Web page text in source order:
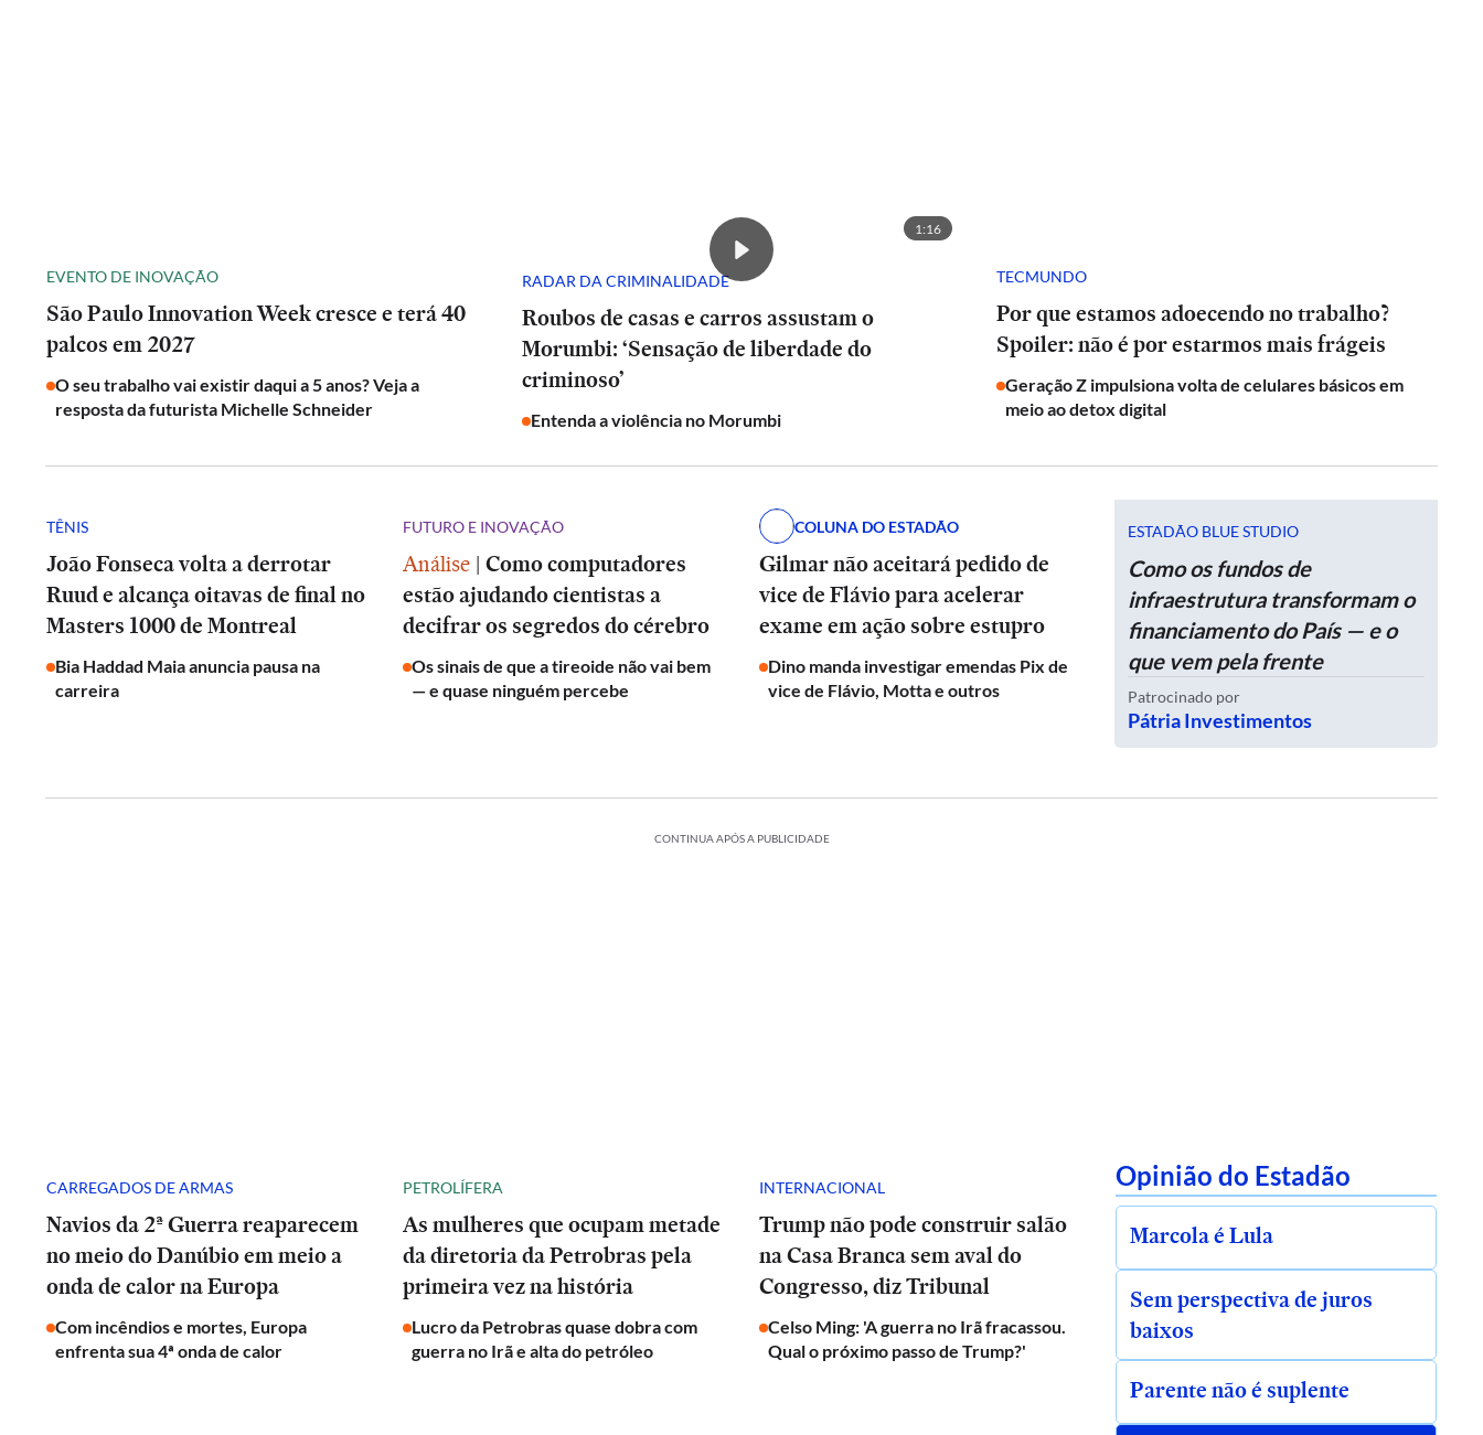
EVENTO DE INOVAÇÃO
São Paulo Innovation Week cresce e terá 40
palcos em 2027
O seu trabalho vai existir daqui a 5 anos? Veja a
resposta da futurista Michelle Schneider
1:16
RADAR DA CRIMINALIDADE
Roubos de casas e carros assustam o
Morumbi: ‘Sensação de liberdade do
criminoso’
Entenda a violência no Morumbi
TECMUNDO
Por que estamos adoecendo no trabalho?
Spoiler: não é por estarmos mais frágeis
Geração Z impulsiona volta de celulares básicos em
meio ao detox digital
TÊNIS
João Fonseca volta a derrotar
Ruud e alcança oitavas de final no
Masters 1000 de Montreal
Bia Haddad Maia anuncia pausa na
carreira
FUTURO E INOVAÇÃO
Análise | Como computadores
estão ajudando cientistas a
decifrar os segredos do cérebro
Os sinais de que a tireoide não vai bem
— e quase ninguém percebe
COLUNA DO ESTADÃO
Gilmar não aceitará pedido de
vice de Flávio para acelerar
exame em ação sobre estupro
Dino manda investigar emendas Pix de
vice de Flávio, Motta e outros
ESTADÃO BLUE STUDIO
Como os fundos de
infraestrutura transformam o
financiamento do País — e o
que vem pela frente
Patrocinado por
Pátria Investimentos
CONTINUA APÓS A PUBLICIDADE
CARREGADOS DE ARMAS
Navios da 2ª Guerra reaparecem
no meio do Danúbio em meio a
onda de calor na Europa
Com incêndios e mortes, Europa
enfrenta sua 4ª onda de calor
PETROLÍFERA
As mulheres que ocupam metade
da diretoria da Petrobras pela
primeira vez na história
Lucro da Petrobras quase dobra com
guerra no Irã e alta do petróleo
INTERNACIONAL
Trump não pode construir salão
na Casa Branca sem aval do
Congresso, diz Tribunal
Celso Ming: 'A guerra no Irã fracassou.
Qual o próximo passo de Trump?'
Opinião do Estadão
Marcola é Lula
Sem perspectiva de juros
baixos
Parente não é suplente